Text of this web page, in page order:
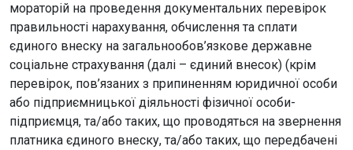
мораторій на проведення документальних перевірок
правильності нарахування, обчислення та сплати
єдиного внеску на загальнообов’язкове державне
соціальне страхування (далі – єдиний внесок) (крім
перевірок, пов’язаних з припиненням юридичної особи
або підприємницької діяльності фізичної особи-
підприємця, та/або таких, що проводяться на звернення
платника єдиного внеску, та/або таких, що передбачені